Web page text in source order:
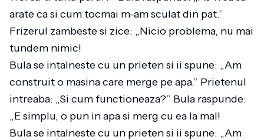
arate ca si cum tocmai m-am sculat din pat.”
Frizerul zambeste si zice: „Nicio problema, nu mai
tundem nimic!
Bula se intalneste cu un prieten si ii spune: „Am
construit o masina care merge pe apa.” Prietenul
intreaba: „Si cum functioneaza?” Bula raspunde:
„E simplu, o pun in apa si merg cu ea la mal!
Bula se intalneste cu un prieten si ii spune: „Am